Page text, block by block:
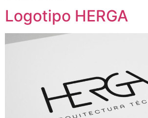
Logotipo HERGA